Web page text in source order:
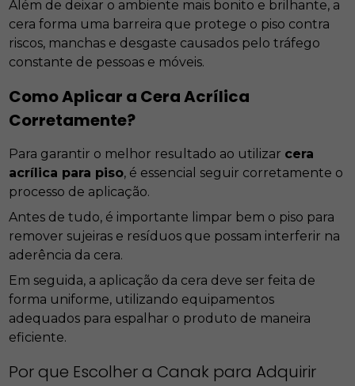
Além de deixar o ambiente mais bonito e brilhante, a
cera forma uma barreira que protege o piso contra
riscos, manchas e desgaste causados pelo tráfego
constante de pessoas e móveis.
Como Aplicar a Cera Acrílica
Corretamente?
Para garantir o melhor resultado ao utilizar cera
acrílica para piso, é essencial seguir corretamente o
processo de aplicação.
Antes de tudo, é importante limpar bem o piso para
remover sujeiras e resíduos que possam interferir na
aderência da cera.
Em seguida, a aplicação da cera deve ser feita de
forma uniforme, utilizando equipamentos
adequados para espalhar o produto de maneira
eficiente.
Por que Escolher a Canak para Adquirir